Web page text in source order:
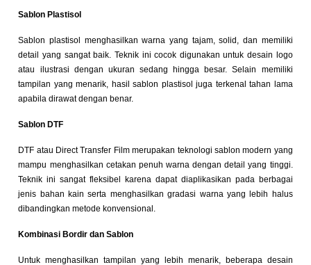
Sablon Plastisol
Sablon plastisol menghasilkan warna yang tajam, solid, dan memiliki
detail yang sangat baik. Teknik ini cocok digunakan untuk desain logo
atau ilustrasi dengan ukuran sedang hingga besar. Selain memiliki
tampilan yang menarik, hasil sablon plastisol juga terkenal tahan lama
apabila dirawat dengan benar.
Sablon DTF
DTF atau Direct Transfer Film merupakan teknologi sablon modern yang
mampu menghasilkan cetakan penuh warna dengan detail yang tinggi.
Teknik ini sangat fleksibel karena dapat diaplikasikan pada berbagai
jenis bahan kain serta menghasilkan gradasi warna yang lebih halus
dibandingkan metode konvensional.
Kombinasi Bordir dan Sablon
Untuk menghasilkan tampilan yang lebih menarik, beberapa desain